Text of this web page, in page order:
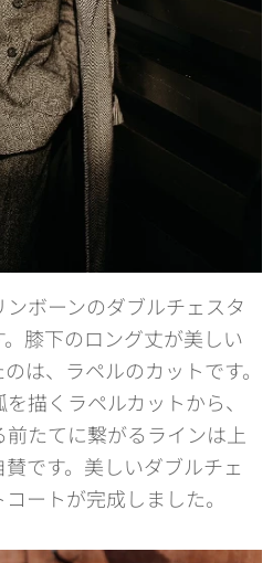
ボーンのダブルチェスタ
膝下のロング丈が美しい
は、ラペルのカットです。
描くラペルカットから、
たてに繋がるラインは上
です。美しいダブルチェ
ートが完成しました。